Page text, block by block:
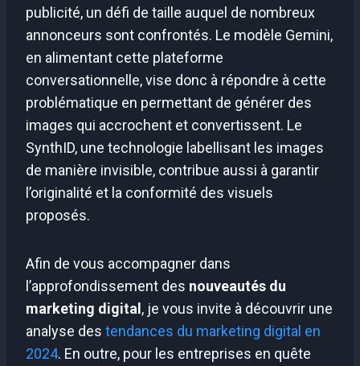
publicité, un défi de taille auquel de nombreux
annonceurs sont confrontés. Le modèle Gemini,
en alimentant cette plateforme
conversationnelle, vise donc à répondre à cette
problématique en permettant de générer des
images qui accrochent et convertissent. Le
SynthID, une technologie labellisant les images
de manière invisible, contribue aussi à garantir
l’originalité et la conformité des visuels
proposés.
Afin de vous accompagner dans
l’approfondissement des nouveautés du
marketing digital , je vous invite à découvrir une
analyse des tendances du marketing digital en
2024. En outre, pour les entreprises en quête